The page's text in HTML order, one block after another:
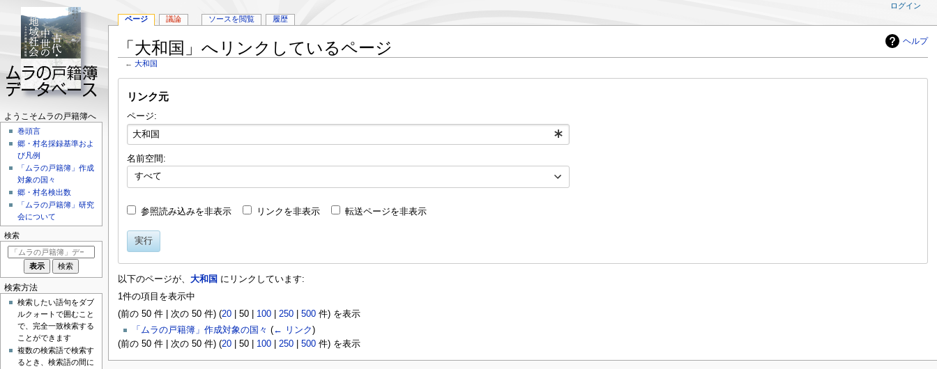
ヘルプ
「大和国」へリンクしているページ
←大和国
リンク元
ページ:
名前空間:
すべて
参照読み込みを非表示 リンクを非表示 転送ページを非表示
実行
以下のページが、 大和国 にリンクしています:
1件の項目を表示中
(前の 50 件| 次の 50 件) (20| 50| 100| 250| 500件) を表示
「ムラの戸籍簿」作成対象の国々 (← リンク )
(前の 50 件| 次の 50 件) (20| 50| 100| 250| 500件) を表示
ナ
ビ
ー
シ
ョ
ン
メ
ュ
ー
ページ 議論 ソースを閲覧 履歴
ログイン
ようこそムラの戸籍簿へ
巻頭言
郷・村名採録基準およ
び凡例
「ムラの戸籍簿」作成
対象の国々
郷・村名検出数
「ムラの戸籍簿」研究
会について
検索
検索方法
検索したい語句をダブ
ルクォートで囲むこと
で、完全一致検索する
ことができます
複数の検索語で検索す
るとき、検索語の間に